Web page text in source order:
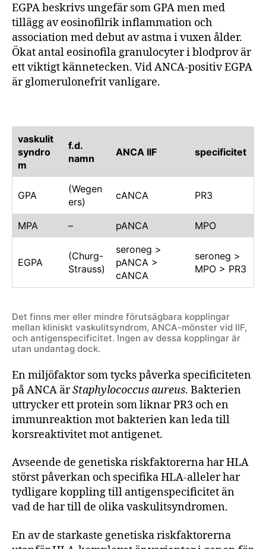
EGPA beskrivs ungefär som GPA men med
tillägg av eosinofilrik inflammation och
association med debut av astma i vuxen ålder.
Ökat antal eosinofila granulocyter i blodprov är
ett viktigt kännetecken. Vid ANCA-positiv EGPA
är glomerulonefrit vanligare.
vaskulit
syndro
m
f.d.
namn
ANCA IIF specificitet
GPA
(Wegen
ers)
cANCA PR3
MPA – pANCA MPO
EGPA
(Churg-
Strauss)
seroneg >
pANCA >
cANCA
seroneg >
MPO > PR3
Det finns mer eller mindre förutsägbara kopplingar
mellan kliniskt vaskulitsyndrom, ANCA-mönster vid IIF,
och antigenspecificitet. Ingen av dessa kopplingar är
utan undantag dock.
En miljöfaktor som tycks påverka specificiteten
på ANCA ärStaphylococcus aureus. Bakterien
uttrycker ett protein som liknar PR3 och en
immunreaktion mot bakterien kan leda till
korsreaktivitet mot antigenet.
Avseende de genetiska riskfaktorerna har HLA
störst påverkan och specifika HLA-alleler har
tydligare koppling till antigenspecificitet än
vad de har till de olika vaskulitsyndromen.
En av de starkaste genetiska riskfaktorerna